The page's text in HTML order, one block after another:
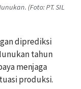
(Foto: PT. SIL
diprediksi
tahun
menjaga
produksi.